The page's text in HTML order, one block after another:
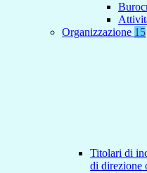
Organizzazione 15
Titolari di
di direzione